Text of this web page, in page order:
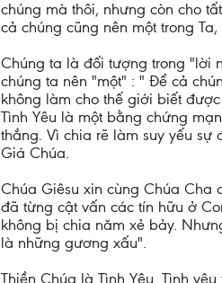
chúng mà thôi, nhưng còn cho
cả chúng cũng nên một trong
Chúng ta là đối tượng trong "lời
chúng ta nên "một" : " Để cả
không làm cho thế giới biết
Tình Yêu là một bằng chứng
thắng. Vì chia rẽ làm suy yếu
Giá Chúa.
Chúa Giêsu xin cùng Chúa Cha
đã từng cật vấn các tín hữu ở
không bị chia năm xẻ bảy.
là những gương xấu".
Thiền Chúa là Tình Yêu. Tình